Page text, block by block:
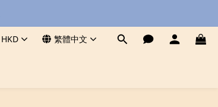
HKD 繁體中文